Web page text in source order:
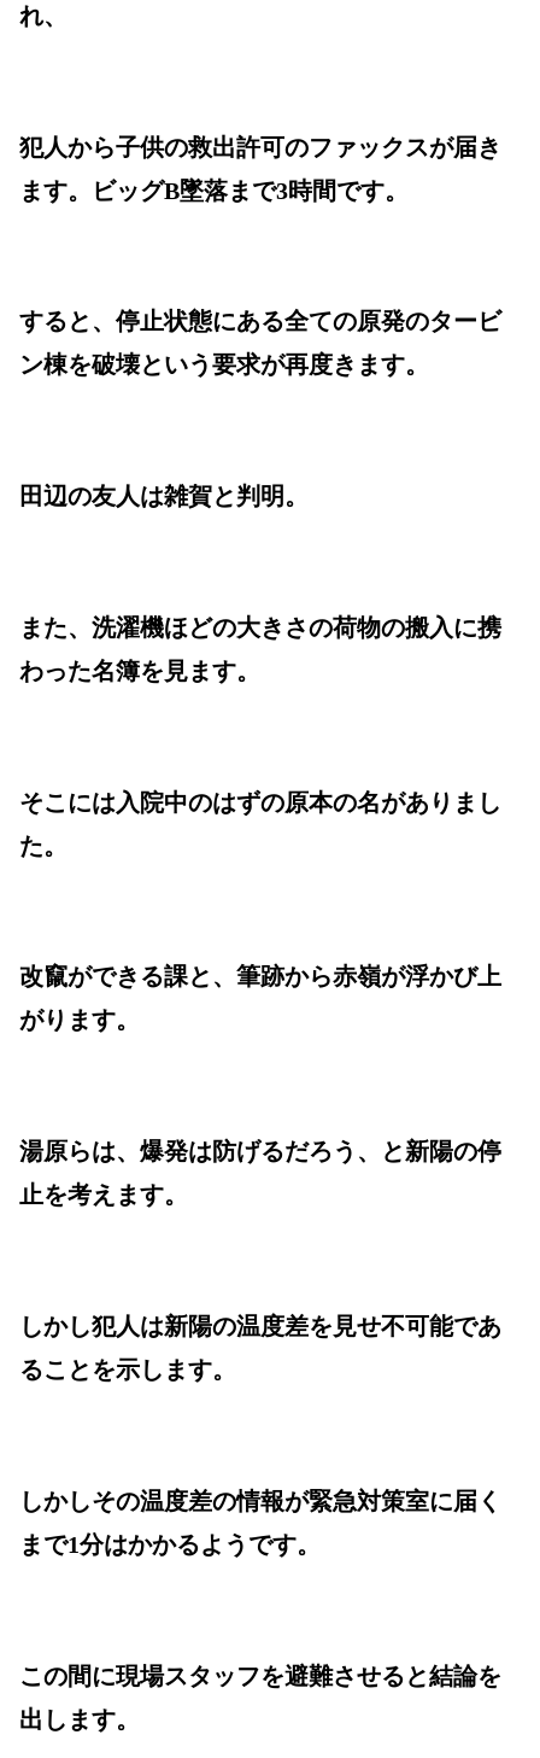
れ、
犯人から子供の救出許可のファックスが届き
ます。ビッグB墜落まで3時間です。
すると、停止状態にある全ての原発のタービ
ン棟を破壊という要求が再度きます。
田辺の友人は雑賀と判明。
また、洗濯機ほどの大きさの荷物の搬入に携
わった名簿を見ます。
そこには入院中のはずの原本の名がありまし
た。
改竄ができる課と、筆跡から赤嶺が浮かび上
がります。
湯原らは、爆発は防げるだろう、と新陽の停
止を考えます。
しかし犯人は新陽の温度差を見せ不可能であ
ることを示します。
しかしその温度差の情報が緊急対策室に届く
まで1分はかかるようです。
この間に現場スタッフを避難させると結論を
出します。